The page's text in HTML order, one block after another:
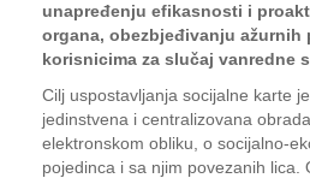
unapređenju efikasnosti i
organa, obezbjeđivanju ažurnih
korisnicima za slučaj vanredne
Cilj uspostavljanja socijalne karte
jedinstvena i centralizovana
elektronskom obliku, o socijalno-
pojedinca i sa njim povezanih lica.